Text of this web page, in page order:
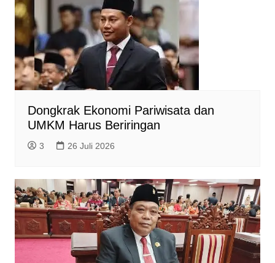
Dongkrak Ekonomi Pariwisata dan
UMKM Harus Beriringan
3 26 Juli 2026